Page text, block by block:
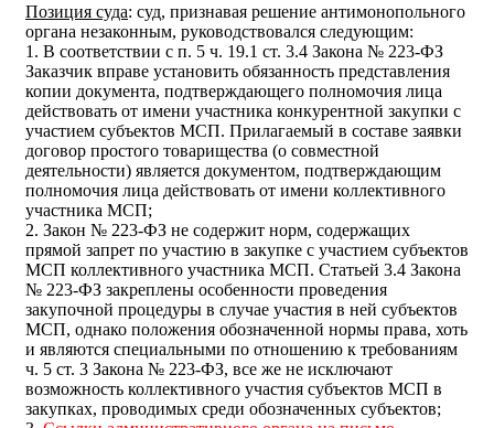
Позиция суда: суд, признавая решение антимонопольного
органа незаконным, руководствовался следующим:
1. В соответствии с п. 5 ч. 19.1 ст. 3.4 Закона № 223-ФЗ
Заказчик вправе установить обязанность представления
копии документа, подтверждающего полномочия лица
действовать от имени участника конкурентной закупки с
участием субъектов МСП. Прилагаемый в составе заявки
договор простого товарищества (о совместной
деятельности) является документом, подтверждающим
полномочия лица действовать от имени коллективного
участника МСП;
2. Закон № 223-ФЗ не содержит норм, содержащих
прямой запрет по участию в закупке с участием субъектов
МСП коллективного участника МСП. Статьей 3.4 Закона
№ 223-ФЗ закреплены особенности проведения
закупочной процедуры в случае участия в ней субъектов
МСП, однако положения обозначенной нормы права, хоть
и являются специальными по отношению к требованиям
ч. 5 ст. 3 Закона № 223-ФЗ, все же не исключают
возможность коллективного участия субъектов МСП в
закупках, проводимых среди обозначенных субъектов;